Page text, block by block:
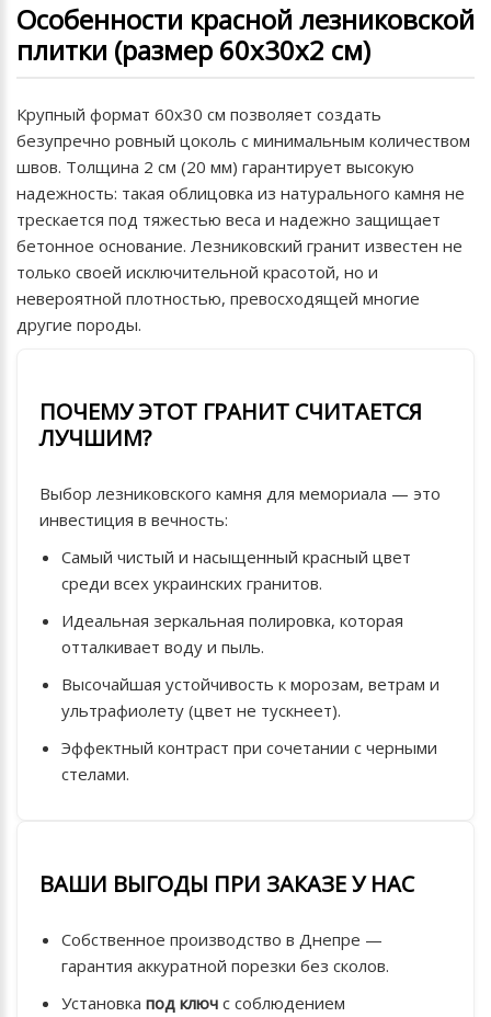
Особенности красной лезниковской
плитки (размер 60х30х2 см)
Крупный формат 60х30 см позволяет создать
безупречно ровный цоколь с минимальным количеством
швов. Толщина 2 см (20 мм) гарантирует высокую
надежность: такая облицовка из натурального камня не
трескается под тяжестью веса и надежно защищает
бетонное основание. Лезниковский гранит известен не
только своей исключительной красотой, но и
невероятной плотностью, превосходящей многие
другие породы.
ПОЧЕМУ ЭТОТ ГРАНИТ СЧИТАЕТСЯ
ЛУЧШИМ?
Выбор лезниковского камня для мемориала — это
инвестиция в вечность:
Самый чистый и насыщенный красный цвет
среди всех украинских гранитов.
Идеальная зеркальная полировка, которая
отталкивает воду и пыль.
Высочайшая устойчивость к морозам, ветрам и
ультрафиолету (цвет не тускнеет).
Эффектный контраст при сочетании с черными
стелами.
ВАШИ ВЫГОДЫ ПРИ ЗАКАЗЕ У НАС
Собственное производство в Днепре —
гарантия аккуратной порезки без сколов.
Установка под ключ с соблюдением